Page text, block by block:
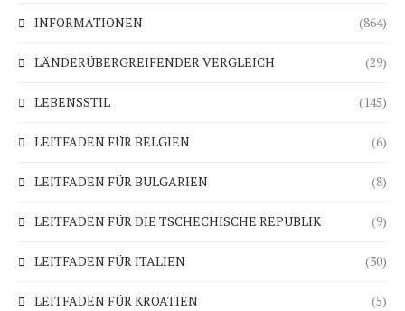
INFORMATIONEN (864)
LÄNDERÜBERGREIFENDER VERGLEICH (29)
LEBENSSTIL (145)
LEITFADEN FÜR BELGIEN (6)
LEITFADEN FÜR BULGARIEN (8)
LEITFADEN FÜR DIE TSCHECHISCHE REPUBLIK (9)
LEITFADEN FÜR ITALIEN (30)
LEITFADEN FÜR KROATIEN (5)